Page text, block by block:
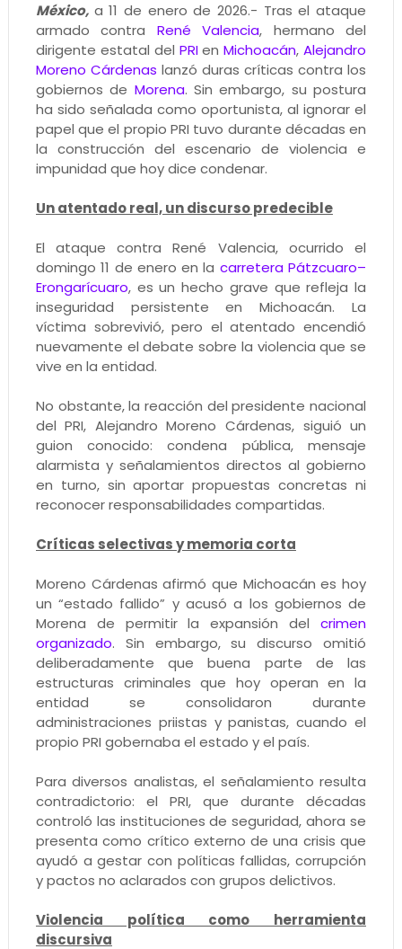
México, a 11 de enero de 2026.- Tras el ataque
armado contra René Valencia, hermano del
dirigente estatal del PRIenMichoacán,Alejandro
Moreno Cárdenas lanzó duras críticas contra los
gobiernos de Morena. Sin embargo, su postura
ha sido señalada como oportunista, al ignorar el
papel que el propio PRI tuvo durante décadas en
la construcción del escenario de violencia e
impunidad que hoy dice condenar.
Un atentado real, un discurso predecible
El ataque contra René Valencia, ocurrido el
domingo 11 de enero en la carretera Pátzcuaro–
Erongarícuaro, es un hecho grave que refleja la
inseguridad persistente en Michoacán. La
víctima sobrevivió, pero el atentado encendió
nuevamente el debate sobre la violencia que se
vive en la entidad.
No obstante, la reacción del presidente nacional
del PRI, Alejandro Moreno Cárdenas, siguió un
guion conocido: condena pública, mensaje
alarmista y señalamientos directos al gobierno
en turno, sin aportar propuestas concretas ni
reconocer responsabilidades compartidas.
Críticas selectivas y memoria corta
Moreno Cárdenas afirmó que Michoacán es hoy
un “estado fallido” y acusó a los gobiernos de
Morena de permitir la expansión delcrimen
organizado. Sin embargo, su discurso omitió
deliberadamente que buena parte de las
estructuras criminales que hoy operan en la
entidad se consolidaron durante
administraciones priistas y panistas, cuando el
propio PRI gobernaba el estado y el país.
Para diversos analistas, el señalamiento resulta
contradictorio: el PRI, que durante décadas
controló las instituciones de seguridad, ahora se
presenta como crítico externo de una crisis que
ayudó a gestar con políticas fallidas, corrupción
y pactos no aclarados con grupos delictivos.
Violencia política como herramienta
discursiva